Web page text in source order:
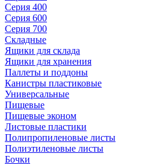
Серия 400
Серия 600
Серия 700
Складные
Ящики для склада
Ящики для хранения
Паллеты и поддоны
Канистры пластиковые
Универсальные
Пищевые
Пищевые эконом
Листовые пластики
Полипропиленовые листы
Полиэтиленовые листы
Бочки